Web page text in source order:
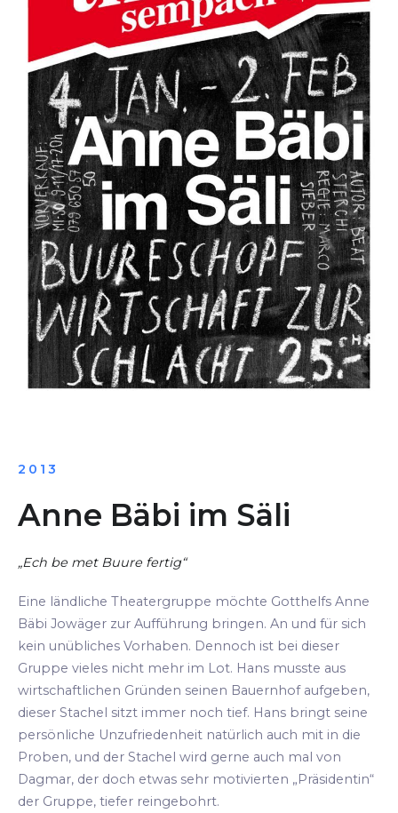
2013
Anne Bäbi im Säli
„Ech be met Buure fertig“
Eine ländliche Theatergruppe möchte Gotthelfs Anne
Bäbi Jowäger zur Aufführung bringen. An und für sich
kein unübliches Vorhaben. Dennoch ist bei dieser
Gruppe vieles nicht mehr im Lot. Hans musste aus
wirtschaftlichen Gründen seinen Bauernhof aufgeben,
dieser Stachel sitzt immer noch tief. Hans bringt seine
persönliche Unzufriedenheit natürlich auch mit in die
Proben, und der Stachel wird gerne auch mal von
Dagmar, der doch etwas sehr motivierten „Präsidentin“
der Gruppe, tiefer reingebohrt.